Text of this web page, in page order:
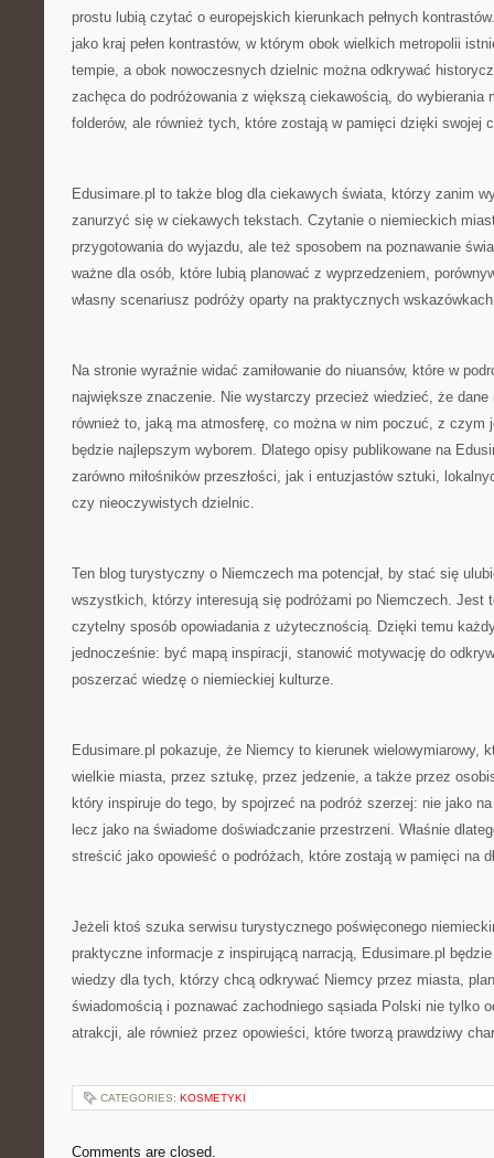
prostu lubią czytać o europejskich kierunkach pełnych
jako kraj pełen kontrastów, w którym obok wielkich metropolii
tempie, a obok nowoczesnych dzielnic można odkrywać
zachęca do podróżowania z większą ciekawością, do wybierania
folderów, ale również tych, które zostają w pamięci dzięki swojej
Edusimare.pl to także blog dla ciekawych świata, którzy zanim
zanurzyć się w ciekawych tekstach. Czytanie o niemieckich
przygotowania do wyjazdu, ale też sposobem na poznawanie
ważne dla osób, które lubią planować z wyprzedzeniem,
własny scenariusz podróży oparty na praktycznych
Na stronie wyraźnie widać zamiłowanie do niuansów, które w
największe znaczenie. Nie wystarczy przecież wiedzieć, że
również to, jaką ma atmosferę, co można w nim poczuć, z czym
będzie najlepszym wyborem. Dlatego opisy publikowane na
zarówno miłośników przeszłości, jak i entuzjastów sztuki,
czy nieoczywistych dzielnic.
Ten blog turystyczny o Niemczech ma potencjał, by stać się
wszystkich, którzy interesują się podróżami po Niemczech. Jest
czytelny sposób opowiadania z użytecznością. Dzięki temu
jednocześnie: być mapą inspiracji, stanowić motywację do
poszerzać wiedzę o niemieckiej kulturze.
Edusimare.pl pokazuje, że Niemcy to kierunek wielowymiarowy,
wielkie miasta, przez sztukę, przez jedzenie, a także przez
który inspiruje do tego, by spojrzeć na podróż szerzej: nie jako
lecz jako na świadome doświadczanie przestrzeni. Właśnie
streścić jako opowieść o podróżach, które zostają w pamięci na
Jeżeli ktoś szuka serwisu turystycznego poświęconego
praktyczne informacje z inspirującą narracją, Edusimare.pl
wiedzy dla tych, którzy chcą odkrywać Niemcy przez miasta,
świadomością i poznawać zachodniego sąsiada Polski nie tylko
atrakcji, ale również przez opowieści, które tworzą prawdziwy
CATEGORIES: KOSMETYKI
Comments are closed.